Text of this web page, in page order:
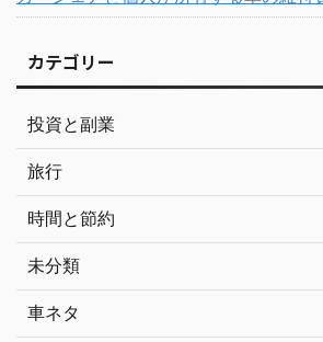
カテゴリー
投資と副業
旅行
時間と節約
未分類
車ネタ